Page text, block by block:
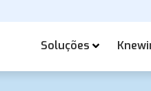
Soluções